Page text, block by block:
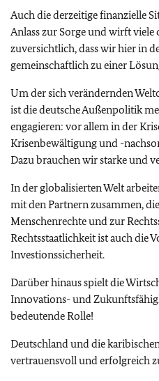
Auch die derzeitige finanzielle
Anlass zur Sorge und wirft
zuversichtlich, dass wir hier in
gemeinschaftlich zu einer
Um der sich verändernden
ist die deutsche Außenpolitik
engagieren: vor allem in der
Krisenbewältigung und -
Dazu brauchen wir starke und
In der globalisierten Welt
mit den Partnern zusammen,
Menschenrechte und zur
Rechtsstaatlichkeit ist auch die
Investionssicherheit.
Darüber hinaus spielt die
Innovations- und
bedeutende Rolle!
Deutschland und die
vertrauensvoll und erfolgreich